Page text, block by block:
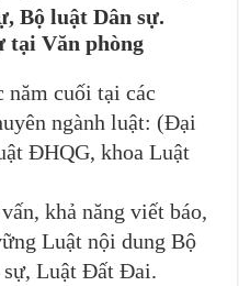
Bộ luật Dân sự.
tại Văn phòng
năm cuối tại các
ngành luật: (Đại
ĐHQG, khoa Luật
khả năng viết báo,
Luật nội dung Bộ
sự, Luật Đất Đai.